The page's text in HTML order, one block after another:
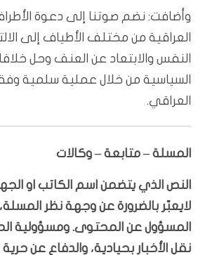
وأضافت: نضم صوتنا إلى دعوة
العراقية من مختلف الأطياف إلى
النفس والابتعاد عن العنف وحل
السياسية من خلال عملية سلمية
العراقي.
المسلة – متابعة – وكالات
النص الذي يتضمن اسم الكاتب او
لايعبّر بالضرورة عن وجهة نظر
المسؤول عن المحتوى. ومسؤولية
نقل الأخبار بحيادية، والدفاع عن